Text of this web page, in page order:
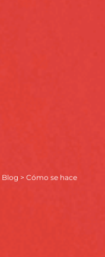
Blog > Cómo se hace